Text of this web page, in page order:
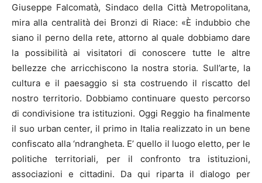
Giuseppe Falcomatà, Sindaco della Città Metropolitana,
mira alla centralità dei Bronzi di Riace: «È indubbio che
siano il perno della rete, attorno al quale dobbiamo dare
la possibilità ai visitatori di conoscere tutte le altre
bellezze che arricchiscono la nostra storia. Sull’arte, la
cultura e il paesaggio si sta costruendo il riscatto del
nostro territorio. Dobbiamo continuare questo percorso
di condivisione tra istituzioni. Oggi Reggio ha finalmente
il suo urban center, il primo in Italia realizzato in un bene
confiscato alla ‘ndrangheta. E’ quello il luogo eletto, per le
politiche territoriali, per il confronto tra istituzioni,
associazioni e cittadini. Da qui riparta il dialogo per